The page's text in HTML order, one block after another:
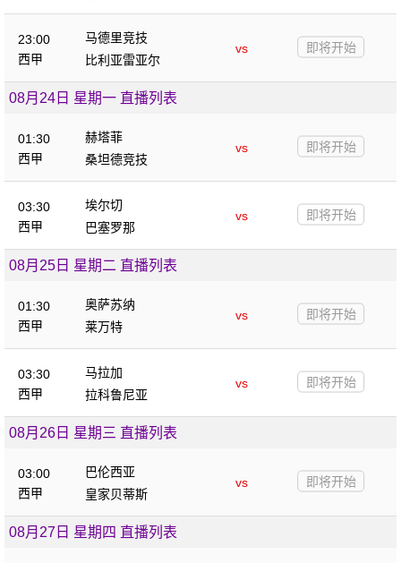
23:00
西甲
马德里竞技
vs
比利亚雷亚尔
即将开始
08月24日 星期一 直播列表
01:30
西甲
赫塔菲
vs
桑坦德竞技
即将开始
03:30
西甲
埃尔切
vs
巴塞罗那
即将开始
08月25日 星期二 直播列表
01:30
西甲
奥萨苏纳
vs
莱万特
即将开始
03:30
西甲
马拉加
vs
拉科鲁尼亚
即将开始
08月26日 星期三 直播列表
03:00
西甲
巴伦西亚
vs
皇家贝蒂斯
即将开始
08月27日 星期四 直播列表